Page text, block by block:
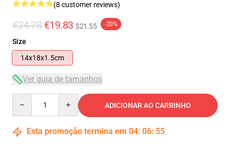
(8 customer reviews)
€24.78 €19.83 $21.55 -20%
Size
14x18x1.5cm
Ver guia de tamanhos
ADICIONAR AO CARRINHO
Esta promoção termina em 04: 06: 54